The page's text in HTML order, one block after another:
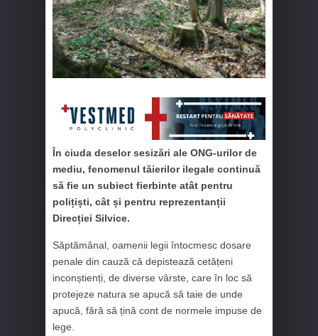
În ciuda deselor sesizări ale ONG-urilor de
mediu, fenomenul tăierilor ilegale continuă
să fie un subiect fierbinte atât pentru
polițiști, cât și pentru reprezentanții
Direcției Silvice.
Săptămânal, oamenii legii întocmesc dosare
penale din cauză că depistează cetățeni
inconștienți, de diverse vârste, care în loc să
protejeze natura se apucă să taie de unde
apucă, fără să țină cont de normele impuse de
lege.